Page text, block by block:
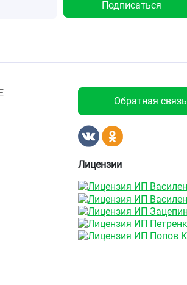
Обратная связь
Лицензии